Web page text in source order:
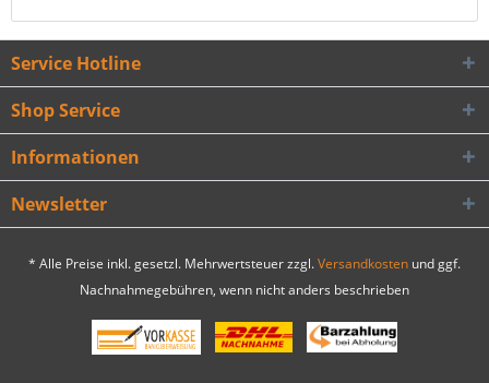
Service Hotline
Shop Service
Informationen
Newsletter
* Alle Preise inkl. gesetzl. Mehrwertsteuer zzgl.Versandkosten und ggf.
Nachnahmegebühren, wenn nicht anders beschrieben